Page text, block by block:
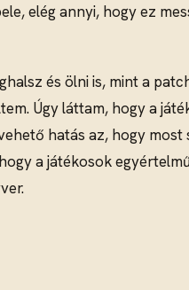
elég annyi, hogy ez
és ölni is, mint a
Úgy láttam, hogy a
hatás az, hogy
a játékosok